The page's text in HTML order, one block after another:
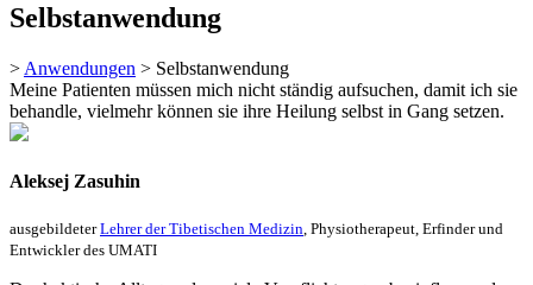
Selbstanwendung
> Anwendungen > Selbstanwendung
Meine Patienten müssen mich nicht ständig aufsuchen, damit ich sie
behandle, vielmehr können sie ihre Heilung selbst in Gang setzen.
Aleksej Zasuhin
ausgebildeterLehrer der Tibetischen Medizin, Physiotherapeut, Erfinder und
Entwickler des UMATI